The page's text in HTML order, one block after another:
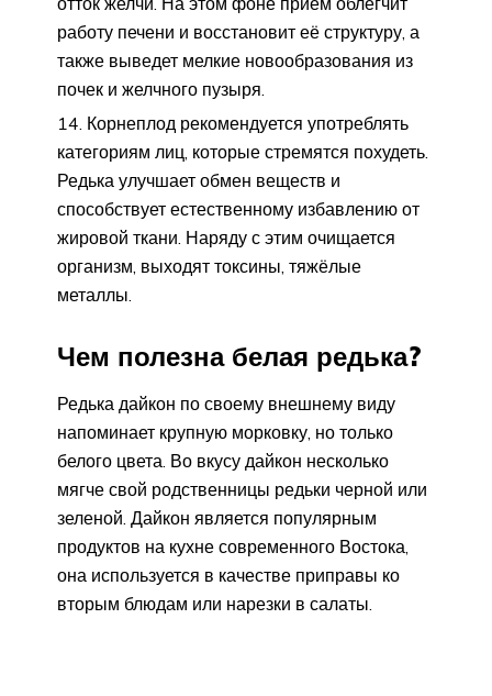
работу печени и восстановит её структуру, а
также выведет мелкие новообразования из
почек и желчного пузыря.
Корнеплод рекомендуется употреблять
категориям лиц, которые стремятся похудеть.
Редька улучшает обмен веществ и
способствует естественному избавлению от
жировой ткани. Наряду с этим очищается
организм, выходят токсины, тяжёлые
металлы.
Чем полезна белая редька?
Редька дайкон по своему внешнему виду
напоминает крупную морковку, но только
белого цвета. Во вкусу дайкон несколько
мягче свой родственницы редьки черной или
зеленой. Дайкон является популярным
продуктов на кухне современного Востока,
она используется в качестве приправы ко
вторым блюдам или нарезки в салаты.